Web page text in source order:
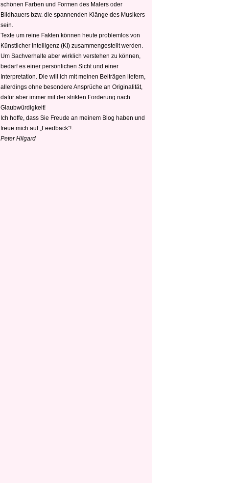
schönen Farben und Formen des Malers oder
Bildhauers bzw. die spannenden Klänge des Musikers
sein.
Texte um reine Fakten können heute problemlos von
Künstlicher Intelligenz (KI) zusammengestellt werden.
Um Sachverhalte aber wirklich verstehen zu können,
bedarf es einer persönlichen Sicht und einer
Interpretation. Die will ich mit meinen Beiträgen liefern,
allerdings ohne besondere Ansprüche an Originalität,
dafür aber immer mit der strikten Forderung nach
Glaubwürdigkeit!
Ich hoffe, dass Sie Freude an meinem Blog haben und
freue mich auf „Feedback“!.
Peter Hilgard